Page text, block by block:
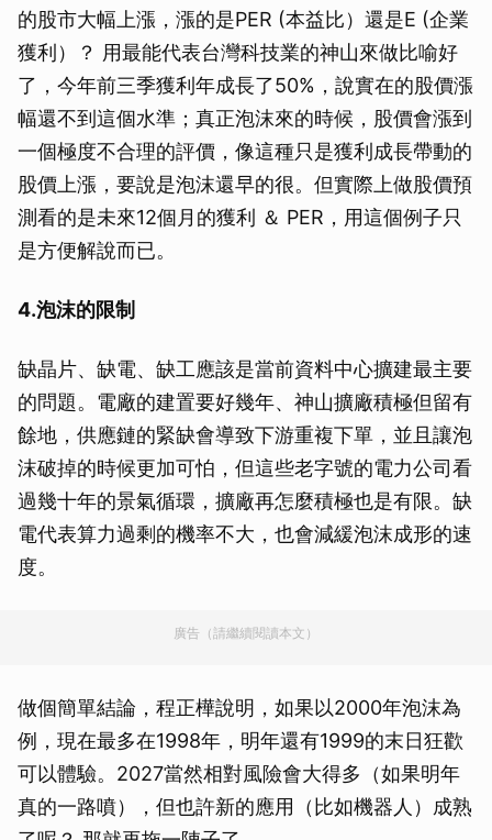
的股市大幅上漲，漲的是PER (本益比）還是E (企業
獲利）？ 用最能代表台灣科技業的神山來做比喻好
了，今年前三季獲利年成長了50%，說實在的股價漲
幅還不到這個水準；真正泡沫來的時候，股價會漲到
一個極度不合理的評價，像這種只是獲利成長帶動的
股價上漲，要說是泡沫還早的很。但實際上做股價預
測看的是未來12個月的獲利 ＆ PER，用這個例子只
是方便解說而已。
4.泡沫的限制
缺晶片、缺電、缺工應該是當前資料中心擴建最主要
的問題。電廠的建置要好幾年、神山擴廠積極但留有
餘地，供應鏈的緊缺會導致下游重複下單，並且讓泡
沫破掉的時候更加可怕，但這些老字號的電力公司看
過幾十年的景氣循環，擴廠再怎麼積極也是有限。缺
電代表算力過剩的機率不大，也會減緩泡沫成形的速
度。
廣告（請繼續閱讀本文）
做個簡單結論，程正樺說明，如果以2000年泡沫為
例，現在最多在1998年，明年還有1999的末日狂歡
可以體驗。2027當然相對風險會大得多（如果明年
真的一路噴），但也許新的應用（比如機器人）成熟